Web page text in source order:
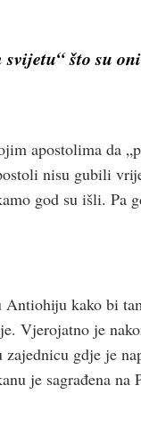
svijetu“ što su
apostolima da
nisu gubili
god su išli. Pa
kako bi
Vjerojatno je
gdje je
je sagrađena na